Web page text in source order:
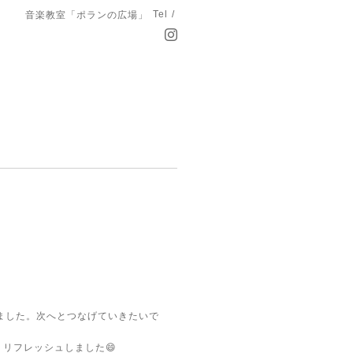
音楽教室「ポランの広場」 Tel /
た。次へとつなげていきたいで
フレッシュしました😄